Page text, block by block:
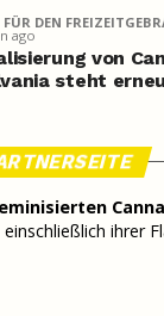
DEN
ago
von
steht
ihrer